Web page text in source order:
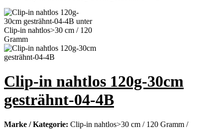
Clip-in nahtlos 120g-30cm
gesträhnt-04-4B
Marke / Kategorie: Clip-in nahtlos>30 cm / 120 Gramm /